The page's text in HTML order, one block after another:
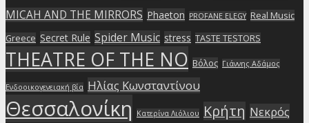
MICAH AND THE MIRRORS Phaeton PROFANE ELEGY Real Music
Greece Secret Rule Spider Music stress TASTE TESTORS
THEATRE OF THE NO Βόλος Γιάννης Αδάμος
Ενδοοικογενειακή βία Ηλίας Κωνσταντίνου
Θεσσαλονίκη Κατερίνα Λιόλιου Κρήτη Νεκρός